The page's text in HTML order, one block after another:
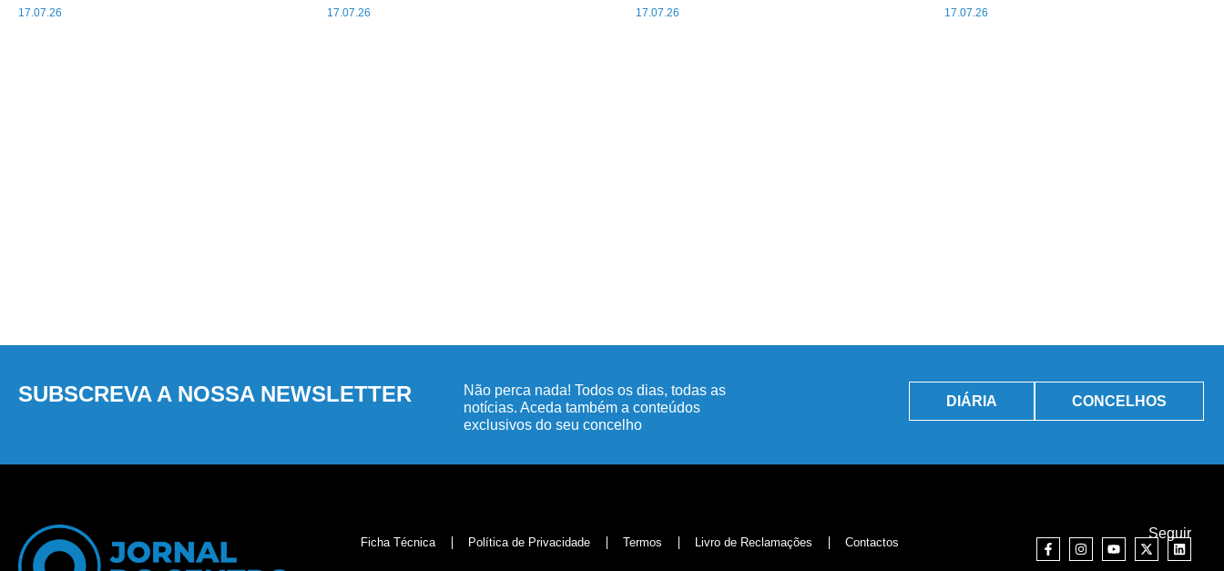
17.07.26 17.07.26 17.07.26 17.07.26
SUBSCREVA A NOSSA NEWSLETTER
Não perca nada! Todos os dias, todas as
notícias. Aceda também a conteúdos
exclusivos do seu concelho
DIÁRIA CONCELHOS
Ficha Técnica Política de Privacidade Termos Livro de Reclamações Contactos
Seguir